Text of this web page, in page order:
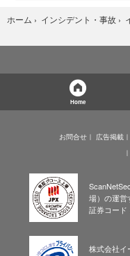
ホーム › インシデント・事故 ›
Home
お問合せ 広告掲載
場）の運営
証券コード
株式会社イ